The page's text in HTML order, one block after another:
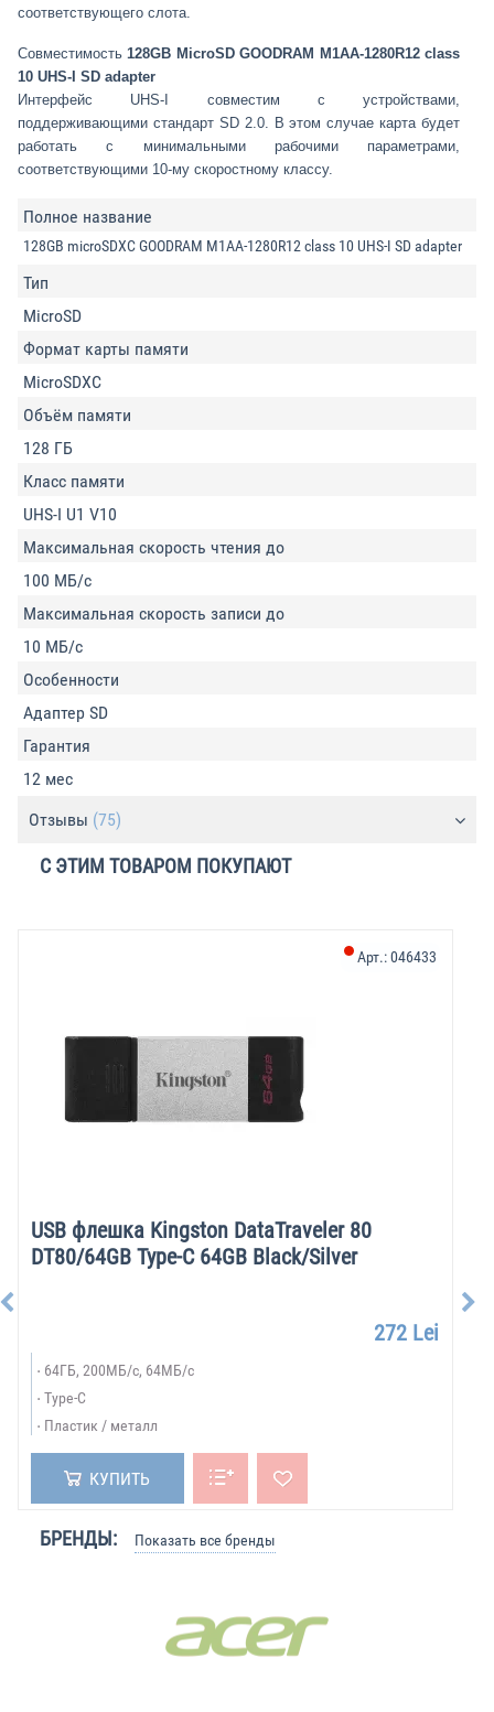
соответствующего слота.
Совместимость128GB MicroSD GOODRAM M1AA-1280R12 class
10 UHS-I SD adapter
Интерфейс UHS-I совместим с устройствами,
поддерживающими стандарт SD 2.0. В этом случае карта будет
работать с минимальными рабочими параметрами,
соответствующими 10-му скоростному классу.
Полное название
128GB microSDXC GOODRAM M1AA-1280R12 class 10 UHS-I SD adapter
Тип
MicroSD
Формат карты памяти
MicroSDXC
Объём памяти
128 ГБ
Класс памяти
UHS-I U1 V10
Максимальная скорость чтения до
100 МБ/с
Максимальная скорость записи до
10 МБ/с
Особенности
Адаптер SD
Гарантия
12 мес
Отзывы (75)
С ЭТИМ ТОВАРОМ ПОКУПАЮТ
USB флешка Kingston DataTraveler 80
DT80/64GB Type-C 64GB Black/Silver
Арт.:046433
272 Lei
64ГБ, 200МБ/с, 64МБ/с
Type-C
Пластик / металл
КУПИТЬ
БРЕНДЫ: Показать все бренды